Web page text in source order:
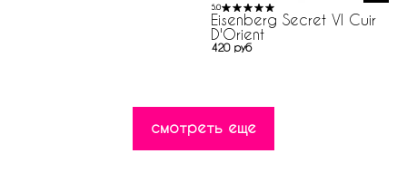
5.0
Eisenberg Secret VI Cuir
D'Orient
420 руб
смотреть еще